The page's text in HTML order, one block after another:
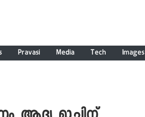
Pravasi Media Tech Images